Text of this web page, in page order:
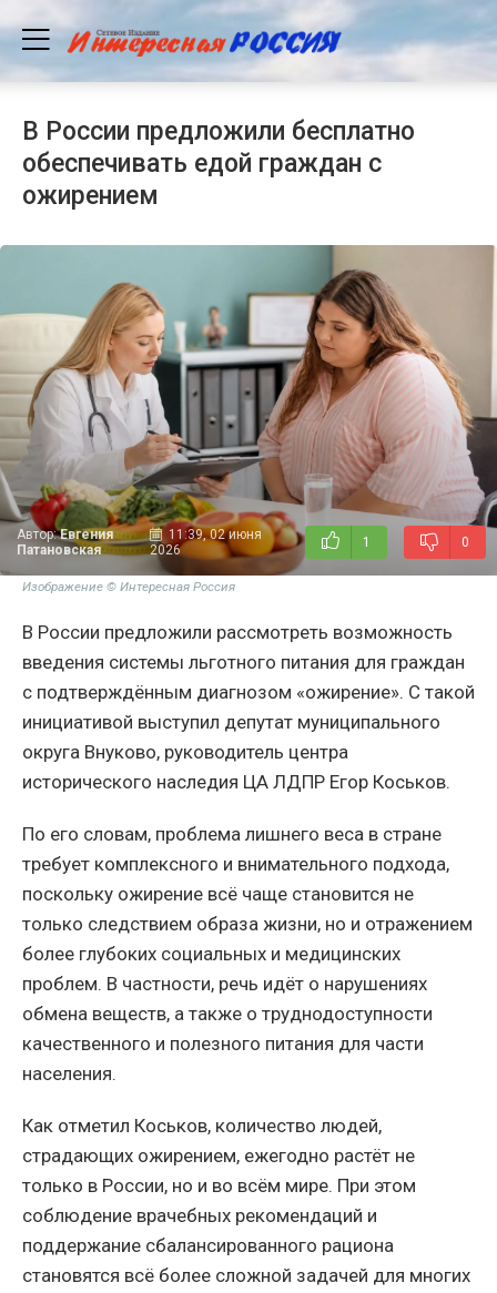
В России предложили бесплатно
обеспечивать едой граждан с
ожирением
Автор:Евгения
Патановская
11:39, 02 июня
2026
1 0
Изображение © Интересная Россия
В России предложили рассмотреть возможность
введения системы льготного питания для граждан
с подтверждённым диагнозом «ожирение». С такой
инициативой выступил депутат муниципального
округа Внуково, руководитель центра
исторического наследия ЦА ЛДПР Егор Коськов.
По его словам, проблема лишнего веса в стране
требует комплексного и внимательного подхода,
поскольку ожирение всё чаще становится не
только следствием образа жизни, но и отражением
более глубоких социальных и медицинских
проблем. В частности, речь идёт о нарушениях
обмена веществ, а также о труднодоступности
качественного и полезного питания для части
населения.
Как отметил Коськов, количество людей,
страдающих ожирением, ежегодно растёт не
только в России, но и во всём мире. При этом
соблюдение врачебных рекомендаций и
поддержание сбалансированного рациона
становятся всё более сложной задачей для многих